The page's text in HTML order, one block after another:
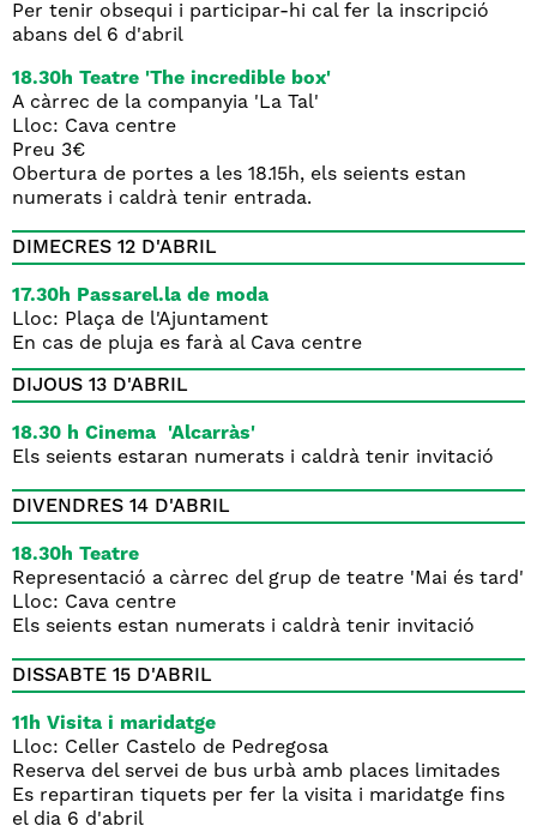
Per tenir obsequi i participar-hi cal fer la inscripció
abans del 6 d'abril
18.30h Teatre 'The incredible box'
A càrrec de la companyia 'La Tal'
Lloc: Cava centre
Preu 3€
Obertura de portes a les 18.15h, els seients estan
numerats i caldrà tenir entrada.
DIMECRES 12 D'ABRIL
17.30h Passarel.la de moda
Lloc: Plaça de l'Ajuntament
En cas de pluja es farà al Cava centre
DIJOUS 13 D'ABRIL
18.30 h Cinema 'Alcarràs'
Els seients estaran numerats i caldrà tenir invitació
DIVENDRES 14 D'ABRIL
18.30h Teatre
Representació a càrrec del grup de teatre 'Mai és tard'
Lloc: Cava centre
Els seients estan numerats i caldrà tenir invitació
DISSABTE 15 D'ABRIL
11h Visita i maridatge
Lloc: Celler Castelo de Pedregosa
Reserva del servei de bus urbà amb places limitades
Es repartiran tiquets per fer la visita i maridatge fins
el dia 6 d'abril